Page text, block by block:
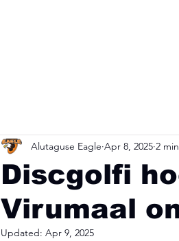
Discgolfi
Virumaal
Alutaguse Eagle Apr 8, 2025 2
Updated: Apr 9, 2025